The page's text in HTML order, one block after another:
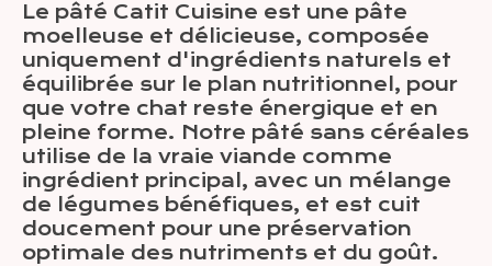
Le pâté Catit Cuisine est une pâte
moelleuse et délicieuse, composée
uniquement d'ingrédients naturels et
équilibrée sur le plan nutritionnel, pour
que votre chat reste énergique et en
pleine forme. Notre pâté sans céréales
utilise de la vraie viande comme
ingrédient principal, avec un mélange
de légumes bénéfiques, et est cuit
doucement pour une préservation
optimale des nutriments et du goût.